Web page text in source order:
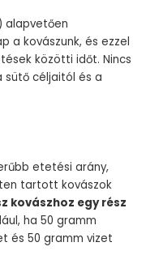
alapvetően
a kovászunk, és ezzel
közötti időt. Nincs
sütő céljaitól és a
etetési arány,
tartott kovászok
kovászhoz egy rész
ha 50 gramm
és 50 gramm vizet